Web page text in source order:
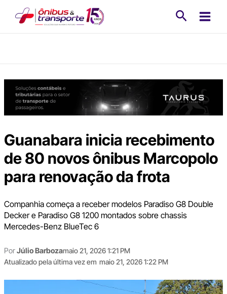
Guanabara inicia recebimento
de 80 novos ônibus Marcopolo
para renovação da frota
Companhia começa a receber modelos Paradiso G8 Double
Decker e Paradiso G8 1200 montados sobre chassis
Mercedes-Benz BlueTec 6
PorJúlio Barbozamaio 21, 2026 1:21 PM
Atualizado pela última vez em maio 21, 2026 1:22 PM